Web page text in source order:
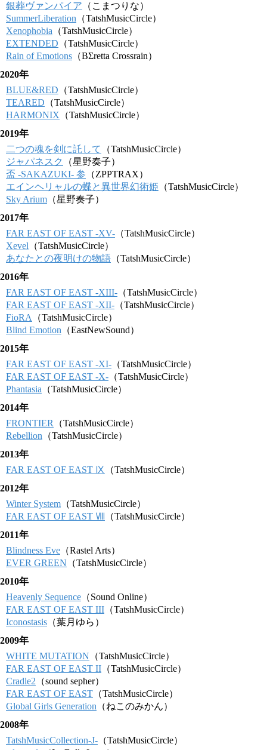
銀葬ヴァンパイア （こまつりな）
SummerLiberation （TatshMusicCircle）
Xenophobia （TatshMusicCircle）
EXTENDED （TatshMusicCircle）
Rain of Emotions （BΣretta Crossrain）
2020年
BLUE&RED （TatshMusicCircle）
TEARED （TatshMusicCircle）
HARMONIX （TatshMusicCircle）
2019年
二つの魂を剣に託して
（TatshMusicCircle）
ジャパネスク
（星野奏子）
盃 -SAKAZUKI- 参 （ZPPTRAX）
エインヘリャルの蝶と異世界幻術姫 （TatshMusicCircle）
Sky Arium （星野奏子）
2017年
FAR EAST OF EAST -XV- （TatshMusicCircle）
Xevel （TatshMusicCircle）
あなたとの夜明けの物語 （TatshMusicCircle）
2016年
FAR EAST OF EAST -XIII- （TatshMusicCircle）
FAR EAST OF EAST -XII- （TatshMusicCircle）
FioRA
（TatshMusicCircle）
Blind Emotion （EastNewSound）
2015年
FAR EAST OF EAST -XI- （TatshMusicCircle）
FAR EAST OF EAST -X- （TatshMusicCircle）
Phantasia （TatshMusicCircle）
2014年
FRONTIER
（TatshMusicCircle）
Rebellion （TatshMusicCircle）
2013年
FAR EAST OF EAST Ⅸ
（TatshMusicCircle）
2012年
Winter System （TatshMusicCircle）
FAR EAST OF EAST Ⅷ （TatshMusicCircle）
2011年
Blindness Eve （Rastel Arts）
EVER GREEN （TatshMusicCircle）
2010年
Heavenly Sequence （Sound Online）
FAR EAST OF EAST III （TatshMusicCircle）
Iconostasis （葉月ゆら）
2009年
WHITE MUTATION （TatshMusicCircle）
FAR EAST OF EAST II （TatshMusicCircle）
Cradle2 （sound sepher）
FAR EAST OF EAST （TatshMusicCircle）
Global Girls Generation （ねこのみかん）
2008年
TatshMusicCollection-J- （TatshMusicCircle）